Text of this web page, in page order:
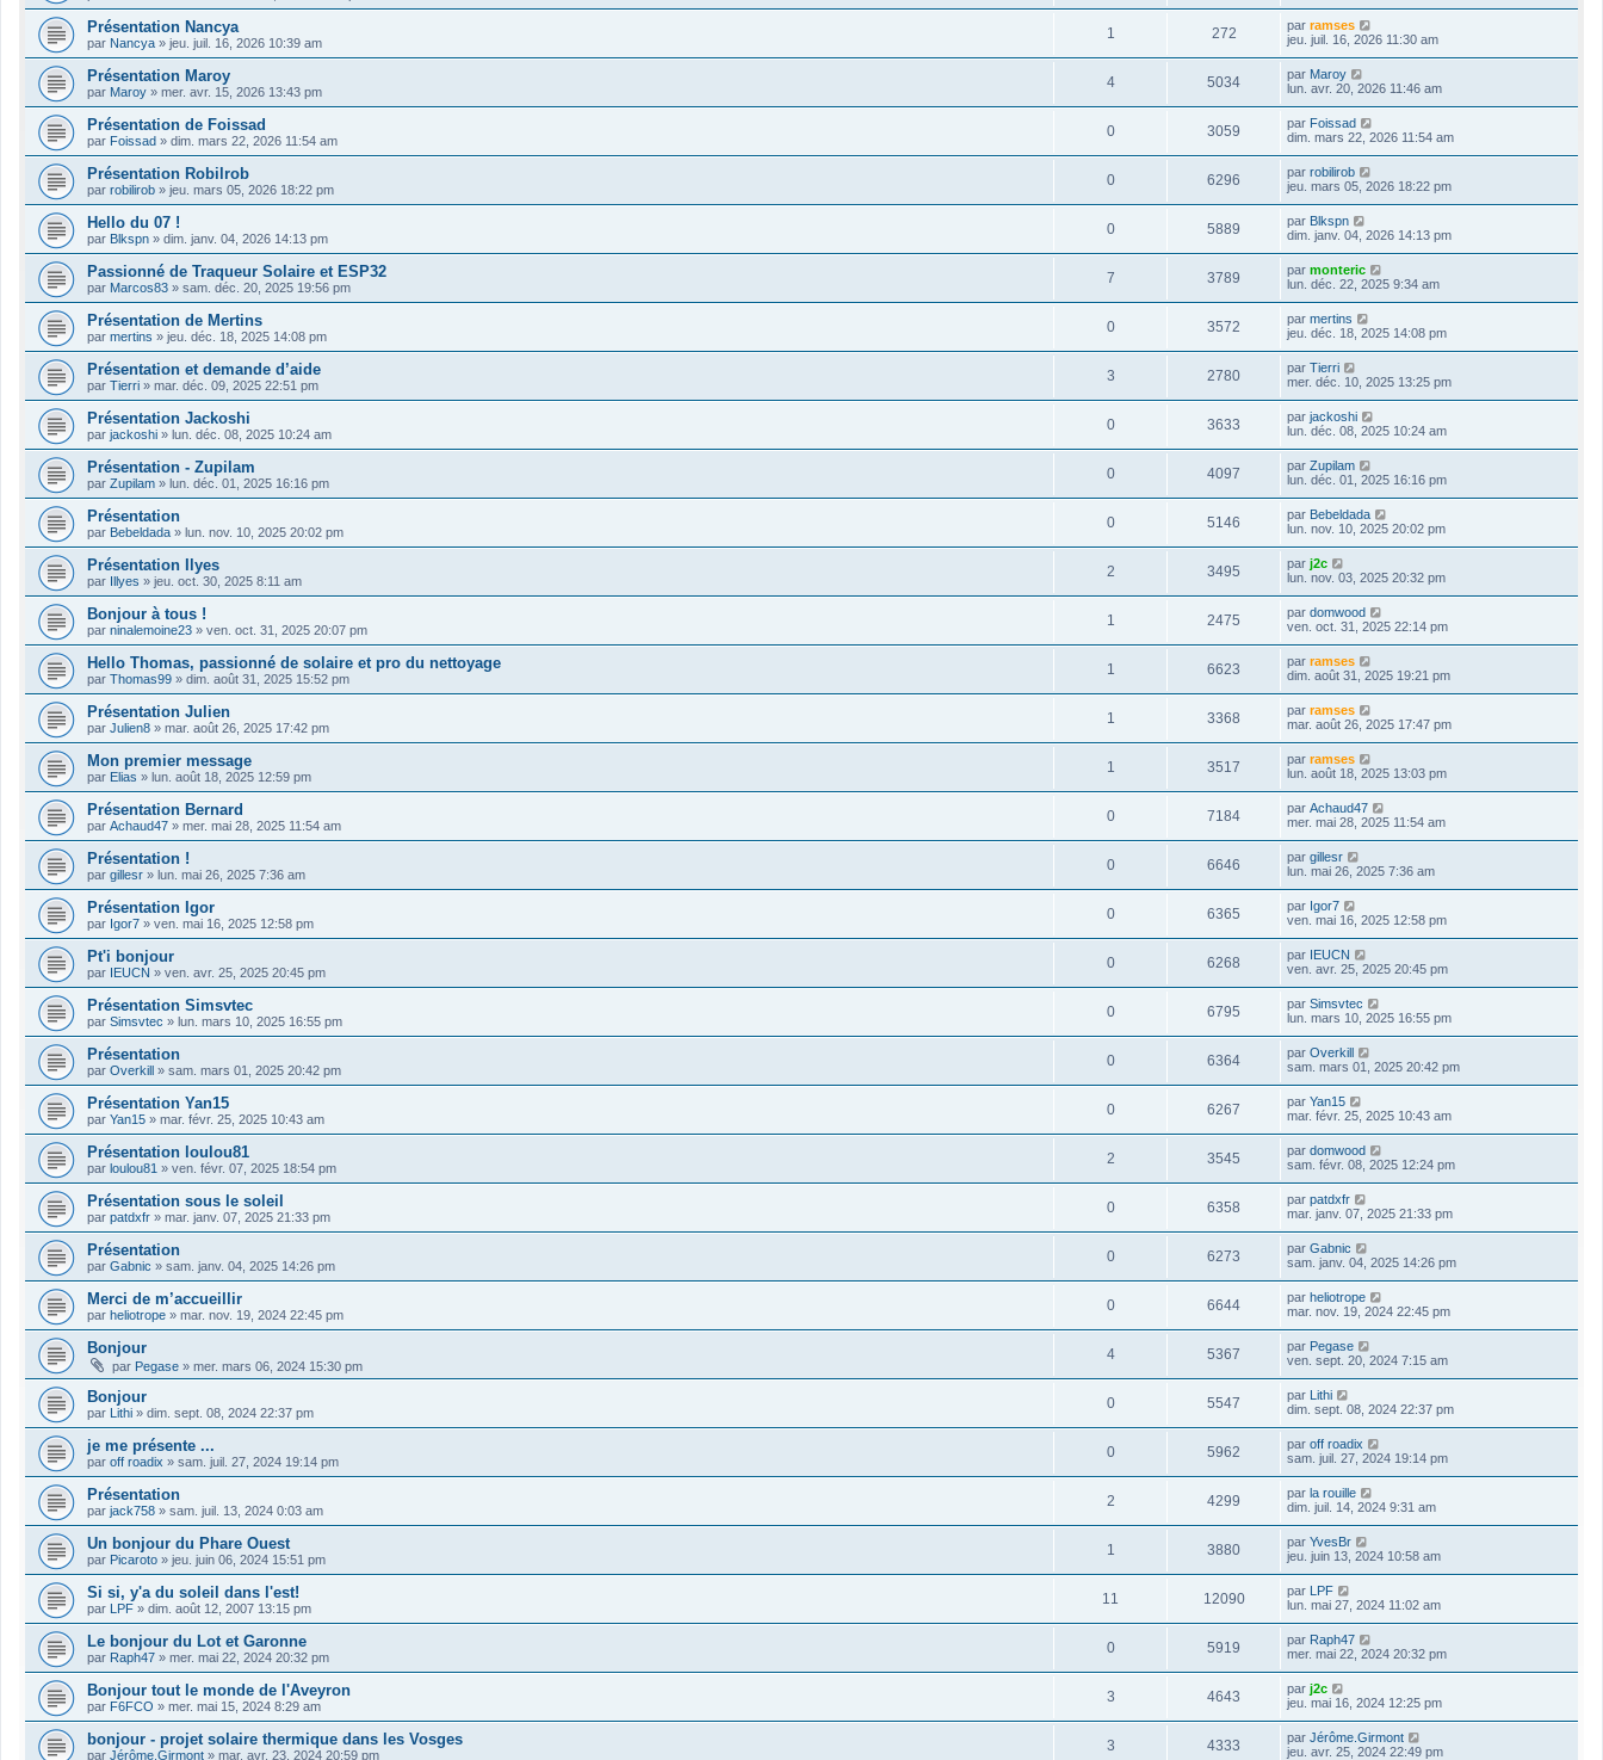
Présentation Nancya
par Nancya » jeu. juil. 16, 2026 10:39 am
1 272 par ramses
jeu. juil. 16, 2026 11:30 am
Présentation Maroy
par Maroy » mer. avr. 15, 2026 13:43 pm
4 5034 par Maroy
lun. avr. 20, 2026 11:46 am
Présentation de Foissad
par Foissad » dim. mars 22, 2026 11:54 am
0 3059 par Foissad
dim. mars 22, 2026 11:54 am
Présentation Robilrob
par robilirob » jeu. mars 05, 2026 18:22 pm
0 6296 par robilirob
jeu. mars 05, 2026 18:22 pm
Hello du 07 !
par Blkspn » dim. janv. 04, 2026 14:13 pm
0 5889 par Blkspn
dim. janv. 04, 2026 14:13 pm
Passionné de Traqueur Solaire et ESP32
par Marcos83 » sam. déc. 20, 2025 19:56 pm
7 3789 par monteric
lun. déc. 22, 2025 9:34 am
Présentation de Mertins
par mertins » jeu. déc. 18, 2025 14:08 pm
0 3572 par mertins
jeu. déc. 18, 2025 14:08 pm
Présentation et demande d’aide
par Tierri » mar. déc. 09, 2025 22:51 pm
3 2780 par Tierri
mer. déc. 10, 2025 13:25 pm
Présentation Jackoshi
par jackoshi » lun. déc. 08, 2025 10:24 am
0 3633 par jackoshi
lun. déc. 08, 2025 10:24 am
Présentation - Zupilam
par Zupilam » lun. déc. 01, 2025 16:16 pm
0 4097 par Zupilam
lun. déc. 01, 2025 16:16 pm
Présentation
par Bebeldada » lun. nov. 10, 2025 20:02 pm
0 5146 par Bebeldada
lun. nov. 10, 2025 20:02 pm
Présentation Ilyes
par Illyes » jeu. oct. 30, 2025 8:11 am
2 3495 par j2c
lun. nov. 03, 2025 20:32 pm
Bonjour à tous !
par ninalemoine23 » ven. oct. 31, 2025 20:07 pm
1 2475 par domwood
ven. oct. 31, 2025 22:14 pm
Hello Thomas, passionné de solaire et pro du nettoyage
par Thomas99 » dim. août 31, 2025 15:52 pm
1 6623 par ramses
dim. août 31, 2025 19:21 pm
Présentation Julien
par Julien8 » mar. août 26, 2025 17:42 pm
1 3368 par ramses
mar. août 26, 2025 17:47 pm
Mon premier message
par Elias » lun. août 18, 2025 12:59 pm
1 3517 par ramses
lun. août 18, 2025 13:03 pm
Présentation Bernard
par Achaud47 » mer. mai 28, 2025 11:54 am
0 7184 par Achaud47
mer. mai 28, 2025 11:54 am
Présentation !
par gillesr » lun. mai 26, 2025 7:36 am
0 6646 par gillesr
lun. mai 26, 2025 7:36 am
Présentation Igor
par Igor7 » ven. mai 16, 2025 12:58 pm
0 6365 par Igor7
ven. mai 16, 2025 12:58 pm
Pt'i bonjour
par IEUCN » ven. avr. 25, 2025 20:45 pm
0 6268 par IEUCN
ven. avr. 25, 2025 20:45 pm
Présentation Simsvtec
par Simsvtec » lun. mars 10, 2025 16:55 pm
0 6795 par Simsvtec
lun. mars 10, 2025 16:55 pm
Présentation
par Overkill » sam. mars 01, 2025 20:42 pm
0 6364 par Overkill
sam. mars 01, 2025 20:42 pm
Présentation Yan15
par Yan15 » mar. févr. 25, 2025 10:43 am
0 6267 par Yan15
mar. févr. 25, 2025 10:43 am
Présentation loulou81
par loulou81 » ven. févr. 07, 2025 18:54 pm
2 3545 par domwood
sam. févr. 08, 2025 12:24 pm
Présentation sous le soleil
par patdxfr » mar. janv. 07, 2025 21:33 pm
0 6358 par patdxfr
mar. janv. 07, 2025 21:33 pm
Présentation
par Gabnic » sam. janv. 04, 2025 14:26 pm
0 6273 par Gabnic
sam. janv. 04, 2025 14:26 pm
Merci de m’accueillir
par heliotrope » mar. nov. 19, 2024 22:45 pm
0 6644 par heliotrope
mar. nov. 19, 2024 22:45 pm
Bonjour
par Pegase » mer. mars 06, 2024 15:30 pm
4 5367 par Pegase
ven. sept. 20, 2024 7:15 am
Bonjour
par Lithi » dim. sept. 08, 2024 22:37 pm
0 5547 par Lithi
dim. sept. 08, 2024 22:37 pm
je me présente ...
par off roadix » sam. juil. 27, 2024 19:14 pm
0 5962 par off roadix
sam. juil. 27, 2024 19:14 pm
Présentation
par jack758 » sam. juil. 13, 2024 0:03 am
2 4299 par la rouille
dim. juil. 14, 2024 9:31 am
Un bonjour du Phare Ouest
par Picaroto » jeu. juin 06, 2024 15:51 pm
1 3880 par YvesBr
jeu. juin 13, 2024 10:58 am
Si si, y'a du soleil dans l'est!
par LPF » dim. août 12, 2007 13:15 pm
11 12090 par LPF
lun. mai 27, 2024 11:02 am
Le bonjour du Lot et Garonne
par Raph47 » mer. mai 22, 2024 20:32 pm
0 5919 par Raph47
mer. mai 22, 2024 20:32 pm
Bonjour tout le monde de l'Aveyron
par F6FCO » mer. mai 15, 2024 8:29 am
3 4643 par j2c
jeu. mai 16, 2024 12:25 pm
bonjour - projet solaire thermique dans les Vosges
par Jérôme.Girmont » mar. avr. 23, 2024 20:59 pm
3 4333 par Jérôme.Girmont
jeu. avr. 25, 2024 22:49 pm